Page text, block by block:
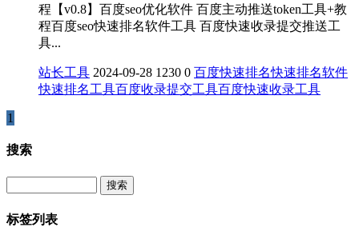
程【v0.8】百度seo优化软件 百度主动推送token工具+教
程百度seo快速排名软件工具 百度快速收录提交推送工
具...
站长工具 2024-09-28 1230 0 百度快速排名快速排名软件
快速排名工具百度收录提交工具百度快速收录工具
1
搜索
标签列表